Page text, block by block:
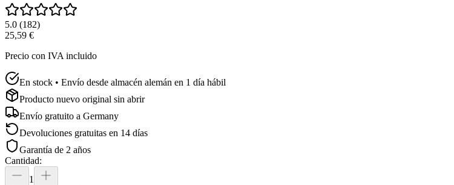
5.0 (182)
25,59 €
Precio con IVA incluido
En stock • Envío desde almacén alemán en 1 día hábil
Producto nuevo original sin abrir
Envío gratuito a Germany
Devoluciones gratuitas en 14 días
Garantía de 2 años
Cantidad:
1